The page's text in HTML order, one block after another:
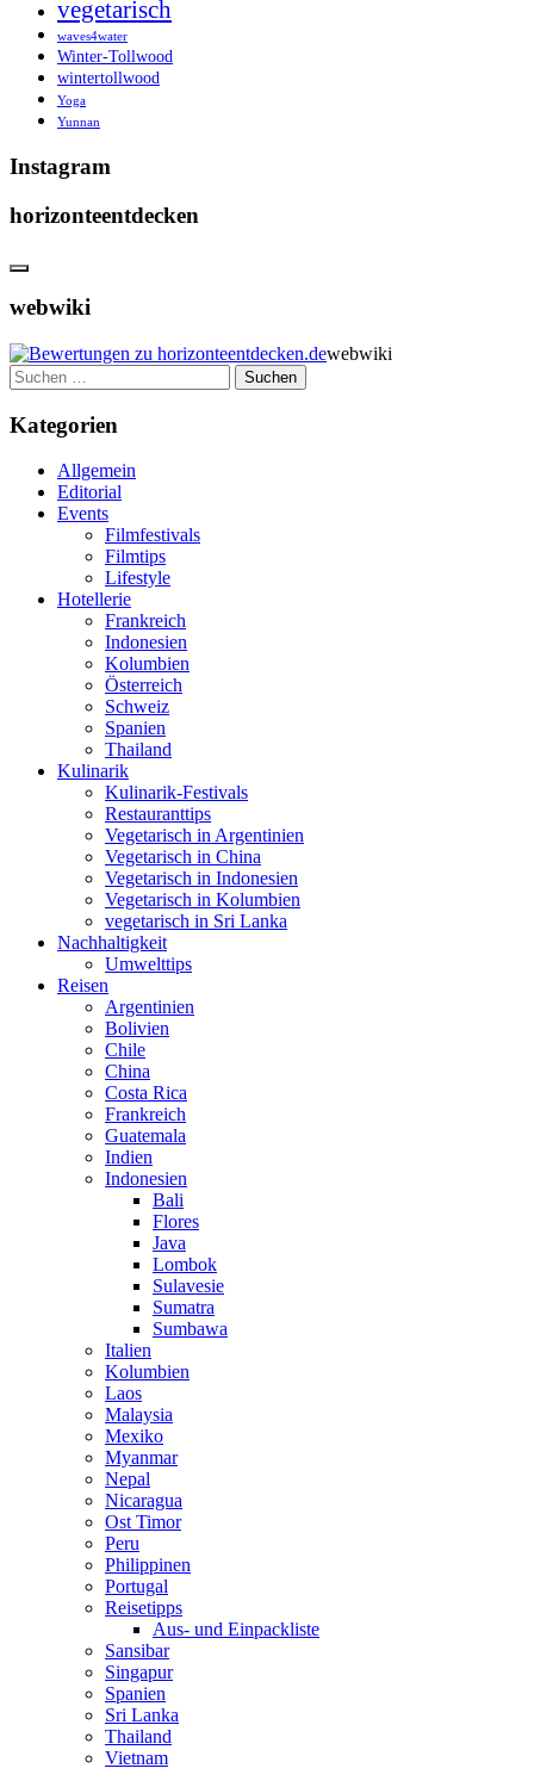
vegetarisch
waves4water
Winter-Tollwood
wintertollwood
Yoga
Yunnan
Instagram
horizonteentdecken
webwiki
webwiki
Suchen
nach:
Kategorien
Allgemein
Editorial
Events
Filmfestivals
Filmtips
Lifestyle
Hotellerie
Frankreich
Indonesien
Kolumbien
Österreich
Schweiz
Spanien
Thailand
Kulinarik
Kulinarik-Festivals
Restauranttips
Vegetarisch in Argentinien
Vegetarisch in China
Vegetarisch in Indonesien
Vegetarisch in Kolumbien
vegetarisch in Sri Lanka
Nachhaltigkeit
Umwelttips
Reisen
Argentinien
Bolivien
Chile
China
Costa Rica
Frankreich
Guatemala
Indien
Indonesien
Bali
Flores
Java
Lombok
Sulavesie
Sumatra
Sumbawa
Italien
Kolumbien
Laos
Malaysia
Mexiko
Myanmar
Nepal
Nicaragua
Ost Timor
Peru
Philippinen
Portugal
Reisetipps
Aus- und Einpackliste
Sansibar
Singapur
Spanien
Sri Lanka
Thailand
Vietnam